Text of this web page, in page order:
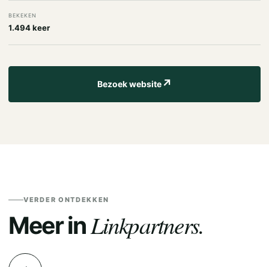
BEKEKEN
1.494 keer
Bezoek website↗
VERDER ONTDEKKEN
Meer inLinkpartners.